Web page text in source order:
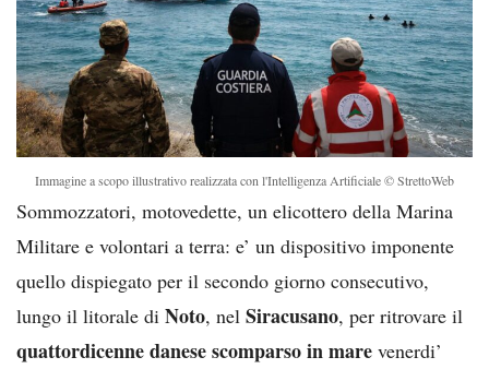
Immagine a scopo illustrativo realizzata con l'Intelligenza Artificiale © StrettoWeb
Sommozzatori, motovedette, un elicottero della Marina
Militare e volontari a terra: e’ un dispositivo imponente
quello dispiegato per il secondo giorno consecutivo,
lungo il litorale di Noto, nel Siracusano, per ritrovare il
quattordicenne danese scomparsoin mare venerdi’